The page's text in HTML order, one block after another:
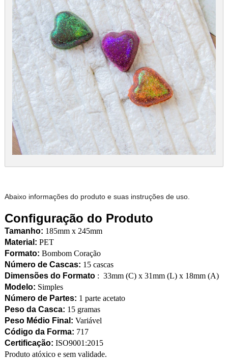
Abaixo informações do produto e suas instruções de uso.
Configuração do Produto
Tamanho: 185mm x 245mm
Material: PET
Formato: Bombom Coração
Número de Cascas: 15 cascas
Dimensões do Formato : 33mm (C) x 31mm (L) x 18mm (A)
Modelo: Simples
Número de Partes: 1 parte acetato
Peso da Casca: 15 gramas
Peso Médio Final: Variável
Código da Forma: 717
Certificação: ISO9001:2015
Produto atóxico e sem validade.